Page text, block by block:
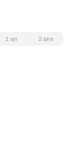
1 an 2 ans